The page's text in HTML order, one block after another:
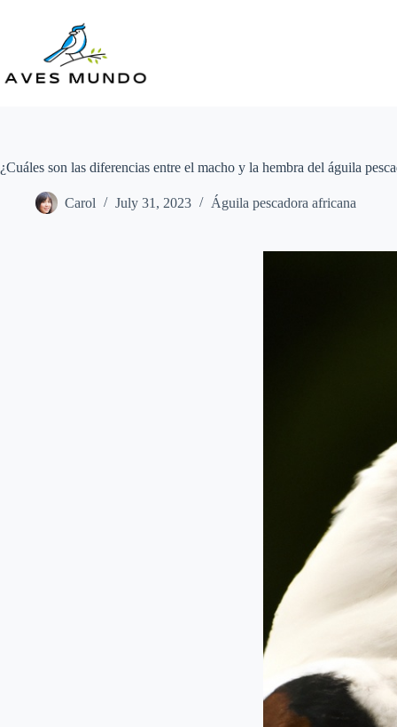
¿Cuáles son las diferencias entre el macho y la hembra del águila
Carol July 31, 2023 Águila pescadora africana